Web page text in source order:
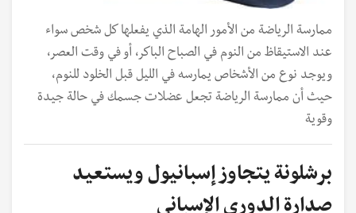
ممارسة الرياضة من الأمور الهامة الذي يفعلها كل شخص سواء
عند الاستيقاظ من النوم في الصباح الباكر، أو في وقت العصر،
ويوجد نوع من الأشخاص يمارسه في الليل قبل الخلود للنوم،
حيث أن ممارسة الرياضة تجعل عضلات جسمك في حالة جيدة
وقوية
برشلونة يتجاوز إسبانيول ويستعيد
صدارة الدوري الإسباني